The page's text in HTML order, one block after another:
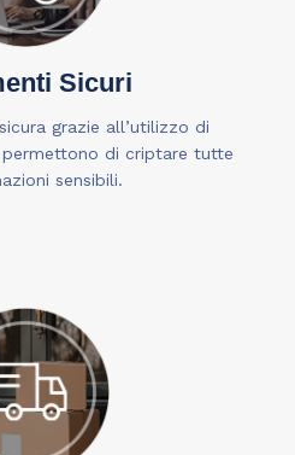
Sicuri
grazie all’utilizzo di
di criptare tutte
sensibili.